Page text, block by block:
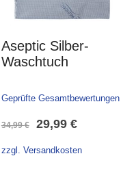
Aseptic Silber-
Waschtuch
Geprüfte Gesamtbewertungen
34,99€
Ursprünglicher
Preis
29,99 €Aktueller
Preis
zzgl. Versandkosten